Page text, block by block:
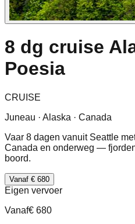
8 dg cruise
Poesia
CRUISE
Juneau · Alaska · Canada
Vaar 8 dagen vanuit Seattle
Canada en onderweg —
boord.
Vanaf € 680
Eigen vervoer
Vanaf€ 680